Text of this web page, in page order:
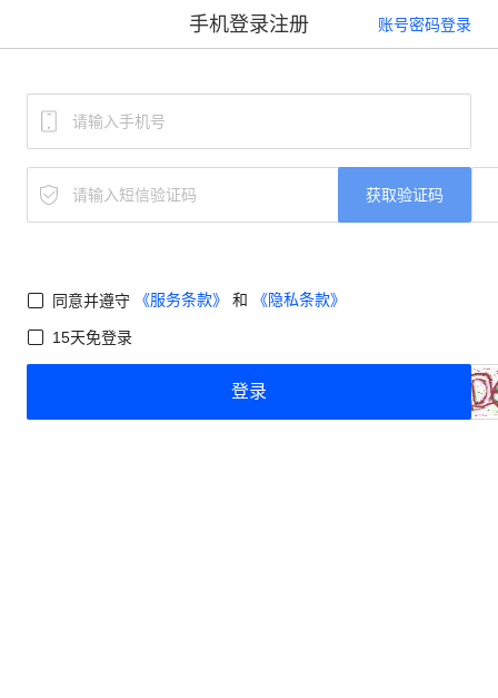
手机登录注册 账号密码登录
获取验证码
同意并遵守 《服务条款》 和 《隐私条款》
15天免登录
登录